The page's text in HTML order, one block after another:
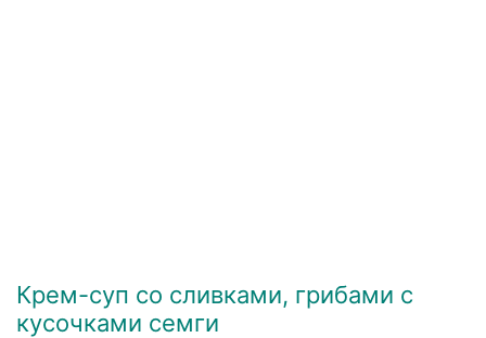
Крем-суп со сливками, грибами с
кусочками семги